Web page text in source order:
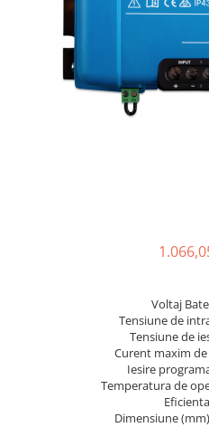
Sisteme de management (BMS)
Redresoare, incarcatoare si
Redresoare auto, moto, barci si
Voltaj
Tensiune de
Tensiune de
Curent maxim de
Iesire
Temperatura de
Dimensiune